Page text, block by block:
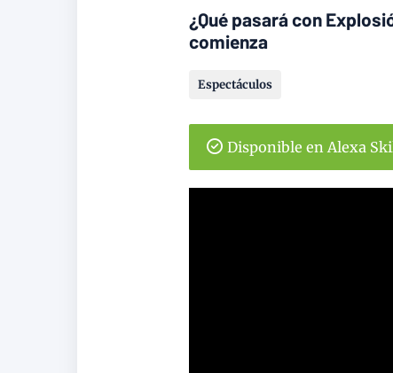
¿Qué pasará con
comienza
Espectáculos
Disponible en Alexa